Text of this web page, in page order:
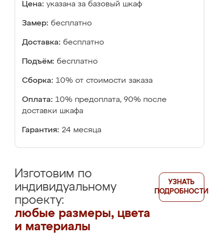
Цена: указана за базовый шкаф
Замер: бесплатно
Доставка: бесплатно
Подъём: бесплатно
Сборка: 10% от стоимости заказа
Оплата: 10% предоплата, 90% после
доставки шкафа
Гарантия: 24 месяца
Изготовим по
индивидуальному
проекту:
любые размеры, цвета
и материалы
УЗНАТЬ
ПОДРОБНОСТИ